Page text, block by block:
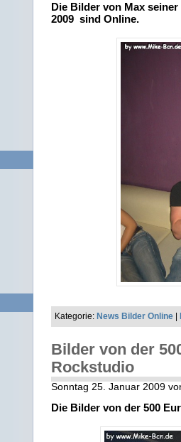
Die Bilder von Max
2009 sind Online.
Kategorie: News Bilder Online
Bilder von der
Rockstudio
Sonntag 25. Januar 2009
Die Bilder von der 500